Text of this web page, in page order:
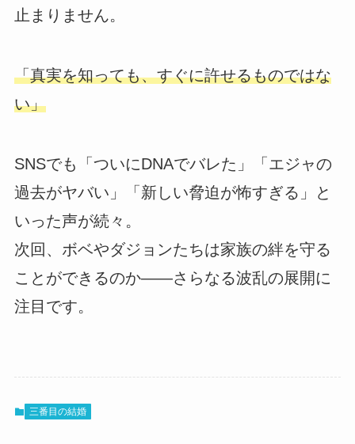
止まりません。
「真実を知っても、すぐに許せるものではな
い」
SNSでも「ついにDNAでバレた」「エジャの
過去がヤバい」「新しい脅迫が怖すぎる」と
いった声が続々。
次回、ボベやダジョンたちは家族の絆を守る
ことができるのか――さらなる波乱の展開に
注目です。
三番目の結婚